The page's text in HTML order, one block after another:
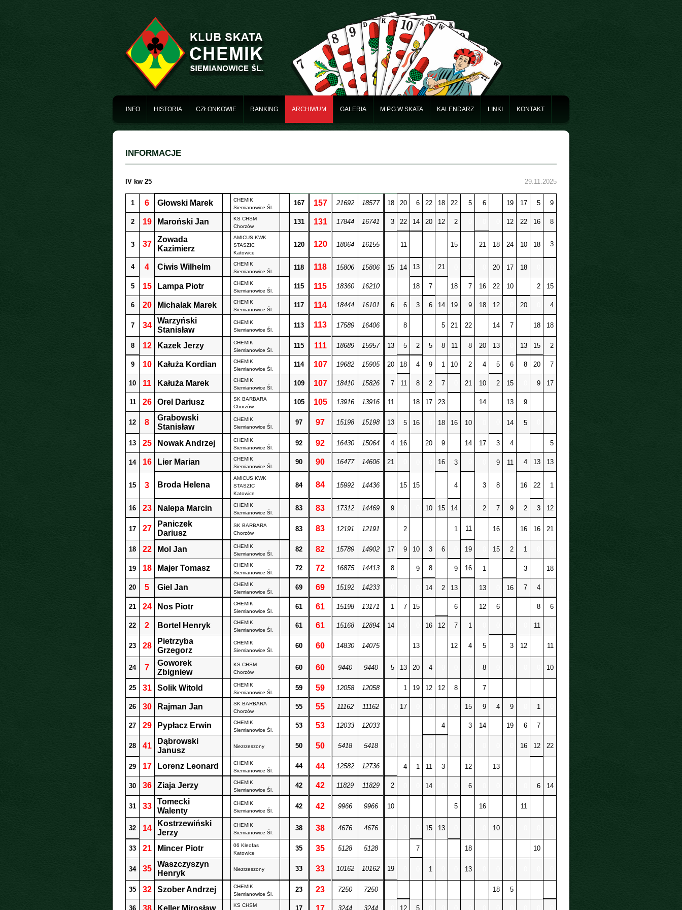
INFO HISTORIA CZŁONKOWIE RANKING ARCHIWUM GALERIA M.P.G.W SKATA KALENDARZ LINKI KONTAKT
INFORMACJE
29.11.2025
IV kw 25
1 6 Głowski Marek
CHEMIK
Siemianowice Śl.
167 157 21692 18577 18 20 6 22 18 22 5 6 19 17 5 9
2 19 Maroński Jan
KS CHSM
Chorzów
131 131 17844 16741 3 22 14 20 12 2 12 22 16 8
3 37
Zowada
Kazimierz
AMICUS KWK
STASZIC
Katowice
120 120 18064 16155 11 15 21 18 24 10 18 3
4 4 Ciwis Wilhelm
CHEMIK
Siemianowice Śl.
118 118 15806 15806 15 14 13 21 20 17 18
5 15 Lampa Piotr
CHEMIK
Siemianowice Śl.
115 115 18360 16210 18 7 18 7 16 22 10 2 15
6 20 Michalak Marek
CHEMIK
Siemianowice Śl.
117 114 18444 16101 6 6 3 6 14 19 9 18 12 20 4
7 34
Warzyński
Stanisław
CHEMIK
Siemianowice Śl.
113 113 17589 16406 8 5 21 22 14 7 18 18
8 12 Kazek Jerzy
CHEMIK
Siemianowice Śl.
115 111 18689 15957 13 5 2 5 8 11 8 20 13 13 15 2
9 10 Kałuża Kordian
CHEMIK
Siemianowice Śl.
114 107 19682 15905 20 18 4 9 1 10 2 4 5 6 8 20 7
10 11 Kałuża Marek
CHEMIK
Siemianowice Śl.
109 107 18410 15826 7 11 8 2 7 21 10 2 15 9 17
11 26 Orel Dariusz
SK BARBARA
Chorzów
105 105 13916 13916 11 18 17 23 14 13 9
12 8
Grabowski
Stanisław
CHEMIK
Siemianowice Śl.
97 97 15198 15198 13 5 16 18 16 10 14 5
13 25 Nowak Andrzej
CHEMIK
Siemianowice Śl.
92 92 16430 15064 4 16 20 9 14 17 3 4 5
14 16 Lier Marian
CHEMIK
Siemianowice Śl.
90 90 16477 14606 21 16 3 9 11 4 13 13
15 3 Broda Helena
AMICUS KWK
STASZIC
Katowice
84 84 15992 14436 15 15 4 3 8 16 22 1
16 23 Nalepa Marcin
CHEMIK
Siemianowice Śl.
83 83 17312 14469 9 10 15 14 2 7 9 2 3 12
17 27
Paniczek
Dariusz
SK BARBARA
Chorzów
83 83 12191 12191 2 1 11 16 16 16 21
18 22 Mol Jan
CHEMIK
Siemianowice Śl.
82 82 15789 14902 17 9 10 3 6 19 15 2 1
19 18 Majer Tomasz
CHEMIK
Siemianowice Śl.
72 72 16875 14413 8 9 8 9 16 1 3 18
20 5 Giel Jan
CHEMIK
Siemianowice Śl.
69 69 15192 14233 14 2 13 13 16 7 4
21 24 Nos Piotr
CHEMIK
Siemianowice Śl.
61 61 15198 13171 1 7 15 6 12 6 8 6
22 2 Bortel Henryk
CHEMIK
Siemianowice Śl.
61 61 15168 12894 14 16 12 7 1 11
23 28
Pietrzyba
Grzegorz
CHEMIK
Siemianowice Śl.
60 60 14830 14075 13 12 4 5 3 12 11
24 7
Goworek
Zbigniew
KS CHSM
Chorzów
60 60 9440 9440 5 13 20 4 8 10
25 31 Solik Witold
CHEMIK
Siemianowice Śl.
59 59 12058 12058 1 19 12 12 8 7
26 30 Rajman Jan
SK BARBARA
Chorzów
55 55 11162 11162 17 15 9 4 9 1
27 29 Pypłacz Erwin
CHEMIK
Siemianowice Śl.
53 53 12033 12033 4 3 14 19 6 7
28 41
Dąbrowski
Janusz
Niezrzeszony 50 50 5418 5418 16 12 22
29 17 Lorenz Leonard
CHEMIK
Siemianowice Śl.
44 44 12582 12736 4 1 11 3 12 13
30 36 Ziaja Jerzy
CHEMIK
Siemianowice Śl.
42 42 11829 11829 2 14 6 6 14
31 33
Tomecki
Walenty
CHEMIK
Siemianowice Śl.
42 42 9966 9966 10 5 16 11
32 14
Kostrzewiński
Jerzy
CHEMIK
Siemianowice Śl.
38 38 4676 4676 15 13 10
33 21 Mincer Piotr
06 Kleofas
Katowice
35 35 5128 5128 7 18 10
34 35
Waszczyszyn
Henryk
Niezrzeszony 33 33 10162 10162 19 1 13
35 32 Szober Andrzej
CHEMIK
Siemianowice Śl.
23 23 7250 7250 18 5
36 38 Keller Mirosław KS CHSM 17 17 3244 3244 12 5